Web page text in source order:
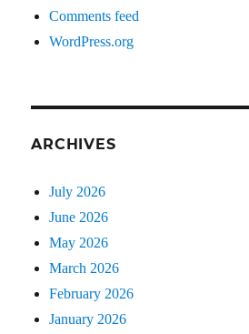
Comments feed
WordPress.org
ARCHIVES
July 2026
June 2026
May 2026
March 2026
February 2026
January 2026